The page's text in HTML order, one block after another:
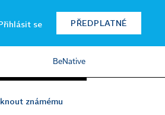
se PŘEDPLATNÉ
BeNative
známému